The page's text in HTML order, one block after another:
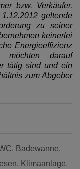
bzw. Verkäufer,
geltende
zu seiner
keinerlei
Energieeffizienz
möchten darauf
tätig sind und ein
zum Abgeber
Badewanne
Klimaanlage